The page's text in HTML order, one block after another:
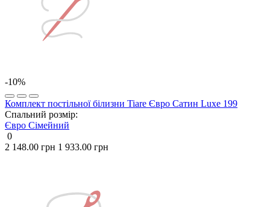
-10%
Комплект постільної білизни Tiare Євро Сатин Luxe 199
Спальний розмір:
Євро Сімейний
0
2 148.00 грн 1 933.00 грн